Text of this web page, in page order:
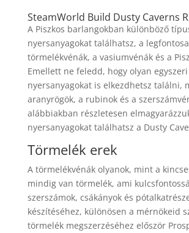
SteamWorld Build Dusty Caverns
A Piszkos barlangokban különböző
nyersanyagokat találhatsz, a
törmelékvénák, a vasiumvénák és a
Emellett ne feledd, hogy olyan
nyersanyagokat is elkezdhetsz találni,
aranyrögök, a rubinok és a
alábbiakban részletesen
nyersanyagokat találhatsz a Dusty
Törmelék erek
A törmelékvénák olyanok, mint a
mindig van törmelék, ami
szerszámok, csákányok és
készítéséhez, különösen a mérnökeid
törmelék megszerzéséhez először